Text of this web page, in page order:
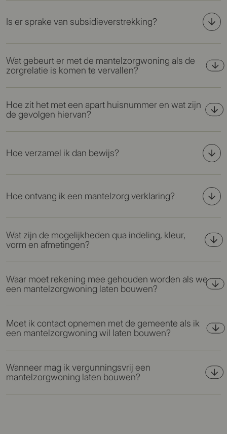
Is er sprake van subsidieverstrekking?
Wat gebeurt er met de mantelzorgwoning als de
zorgrelatie is komen te vervallen?
Hoe zit het met een apart huisnummer en wat zijn
de gevolgen hiervan?
Hoe verzamel ik dan bewijs?
Hoe ontvang ik een mantelzorg verklaring?
Wat zijn de mogelijkheden qua indeling, kleur,
vorm en afmetingen?
Waar moet rekening mee gehouden worden als we
een mantelzorgwoning laten bouwen?
Moet ik contact opnemen met de gemeente als ik
een mantelzorgwoning wil laten bouwen?
Wanneer mag ik vergunningsvrij een
mantelzorgwoning laten bouwen?